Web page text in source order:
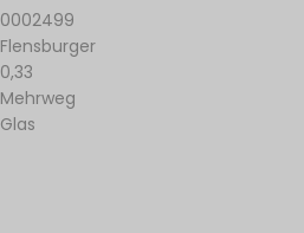
0002499
Flensburger
0,33
Mehrweg
Glas